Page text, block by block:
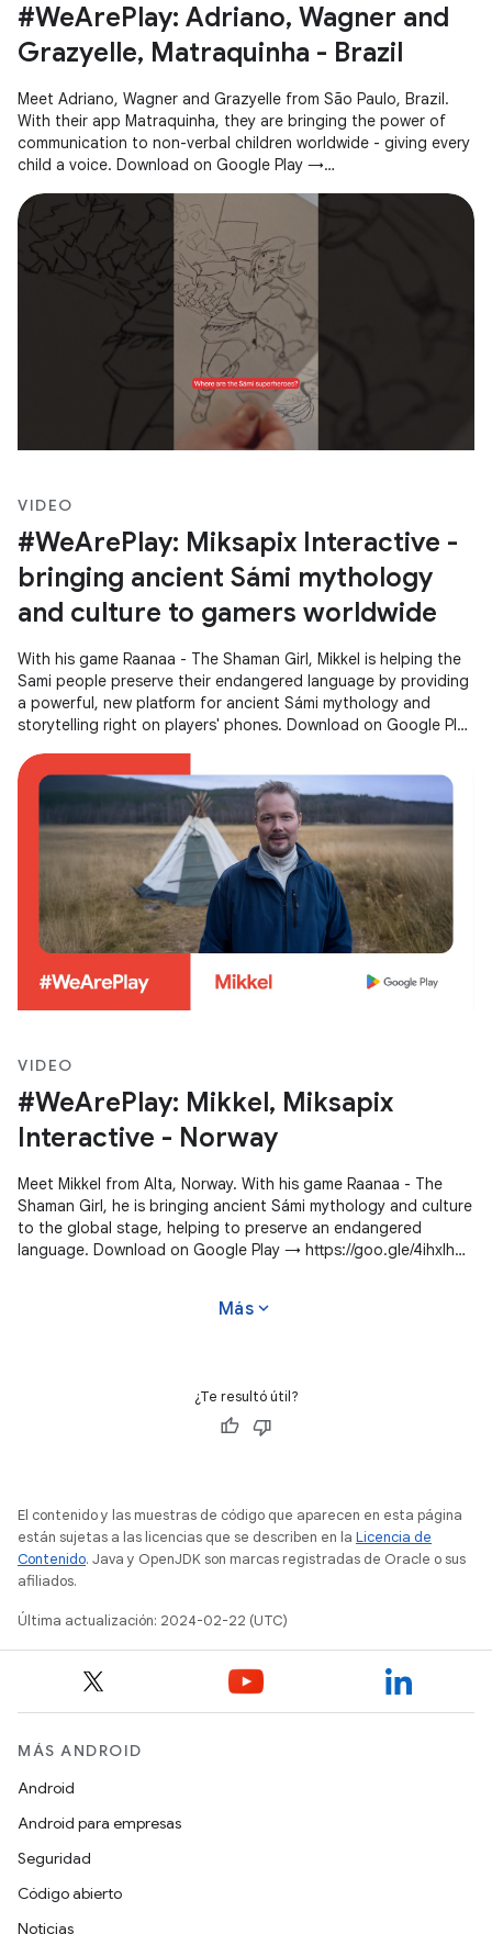
#WeArePlay: Adriano, Wagner and
Grazyelle, Matraquinha - Brazil
Meet Adriano, Wagner and Grazyelle from São Paulo, Brazil.
With their app Matraquinha, they are bringing the power of
communication to non-verbal children worldwide - giving every
child a voice. Download on Google Play →
VIDEO
#WeArePlay: Miksapix Interactive -
bringing ancient Sámi mythology
and culture to gamers worldwide
With his game Raanaa - The Shaman Girl, Mikkel is helping the
Sami people preserve their endangered language by providing
a powerful, new platform for ancient Sámi mythology and
storytelling right on players' phones. Download on Google Play
VIDEO
#WeArePlay: Mikkel, Miksapix
Interactive - Norway
Meet Mikkel from Alta, Norway. With his game Raanaa - The
Shaman Girl, he is bringing ancient Sámi mythology and culture
to the global stage, helping to preserve an endangered
language. Download on Google Play → https://goo.gle/4ihxIhg
Más expand_more
¿Te resultó útil?
El contenido y las muestras de código que aparecen en esta página
están sujetas a las licencias que se describen en la Licencia de
Contenido. Java y OpenJDK son marcas registradas de Oracle o sus
afiliados.
Última actualización: 2024-02-22 (UTC)
MÁS ANDROID
Android
Android para empresas
Seguridad
Código abierto
Noticias